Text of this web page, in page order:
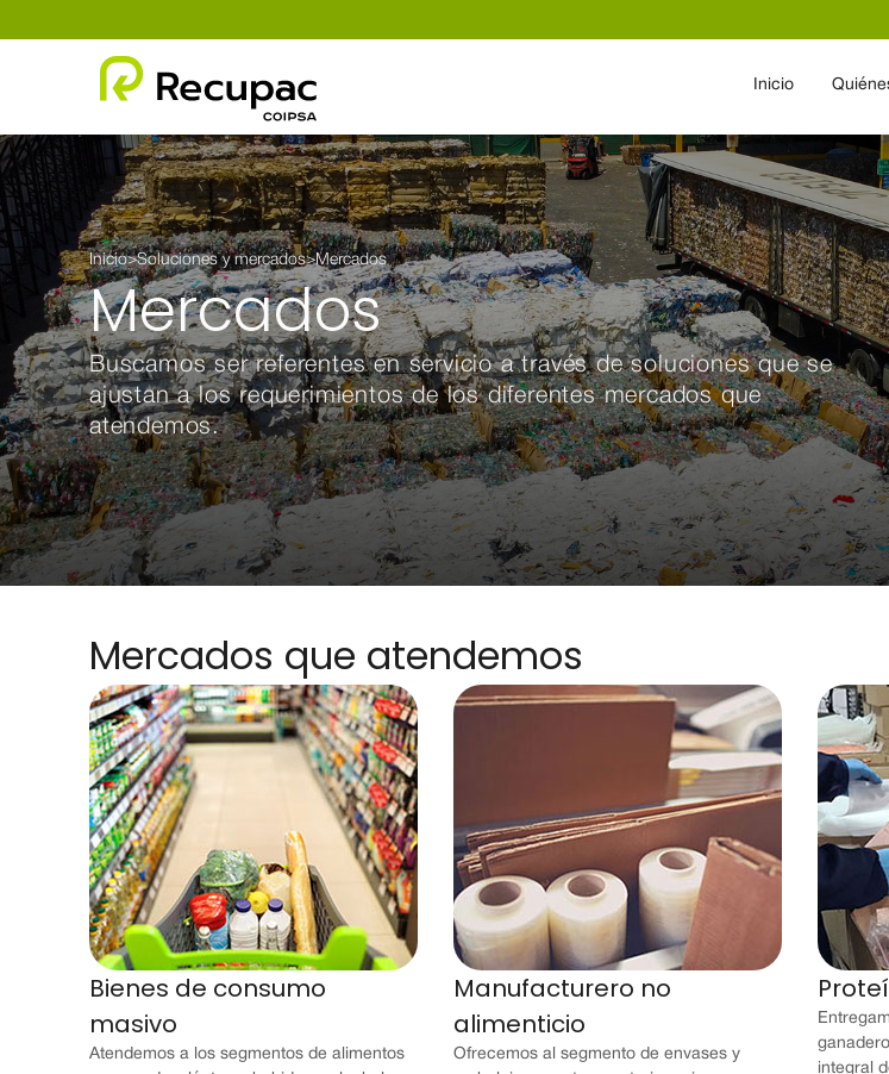
Inicio
Inicio>Soluciones y mercados>Mercados
Mercados
Buscamos ser referentes en servicio a través de soluciones que se
ajustan a los requerimientos de los diferentes mercados que
atendemos.
Mercados que atendemos
Bienes de consumo
masivo
Atendemos a los segmentos de alimentos
Manufacturero no
alimenticio
Ofrecemos al segmento de envases y
integral